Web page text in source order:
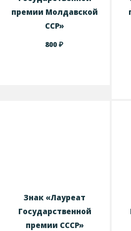
премии Молдавской
ССР»
800 ₽
Знак «Лауреат
Государственной
премии СССР»